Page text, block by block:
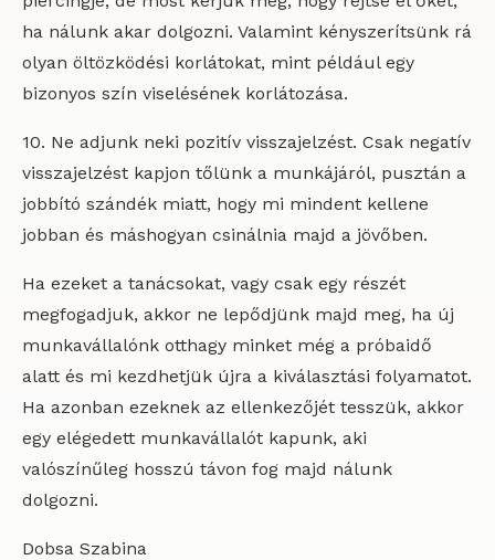
ha nálunk akar dolgozni. Valamint kényszerítsünk rá
olyan öltözködési korlátokat, mint például egy
bizonyos szín viselésének korlátozása.
10. Ne adjunk neki pozitív visszajelzést. Csak negatív
visszajelzést kapjon tőlünk a munkájáról, pusztán a
jobbító szándék miatt, hogy mi mindent kellene
jobban és máshogyan csinálnia majd a jövőben.
Ha ezeket a tanácsokat, vagy csak egy részét
megfogadjuk, akkor ne lepődjünk majd meg, ha új
munkavállalónk otthagy minket még a próbaidő
alatt és mi kezdhetjük újra a kiválasztási folyamatot.
Ha azonban ezeknek az ellenkezőjét tesszük, akkor
egy elégedett munkavállalót kapunk, aki
valószínűleg hosszú távon fog majd nálunk
dolgozni.
Dobsa Szabina